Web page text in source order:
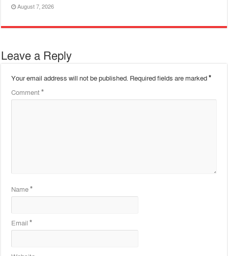
August 7, 2026
Leave a Reply
Your email address will not be published. Required fields are marked*
Comment*
Name*
Email*